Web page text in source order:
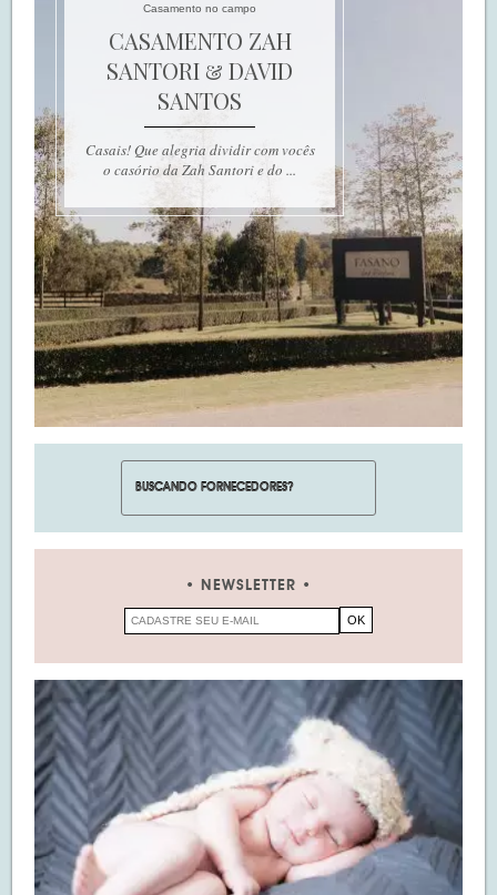
Casamento no campo
CASAMENTO ZAH
SANTORI & DAVID
SANTOS
Casais! Que alegria dividir com vocês
o casório da Zah Santori e do ...
NEWSLETTER